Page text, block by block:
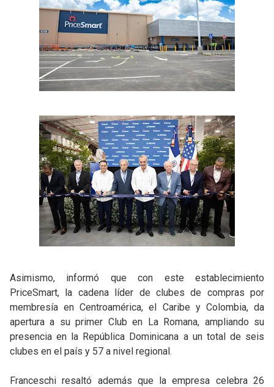
Asimismo, informó que con este establecimiento
PriceSmart, la cadena líder de clubes de compras por
membresía en Centroamérica, el Caribe y Colombia, da
apertura a su primer Club en La Romana, ampliando su
presencia en la República Dominicana a un total de seis
clubes en el país y 57 a nivel regional.
Franceschi resaltó además que la empresa celebra 26